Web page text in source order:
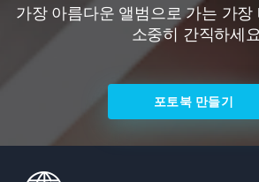
가장 아름다운 앨범으로 가는 가
소중히 간직하세
포토북 만들기